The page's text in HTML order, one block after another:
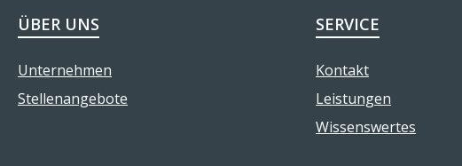
ÜBER UNS
Unternehmen
Stellenangebote
SERVICE
Kontakt
Leistungen
Wissenswertes